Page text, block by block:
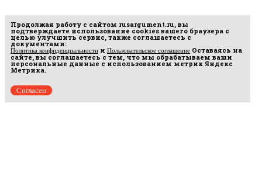
Продолжая работу с сайтом rusargument.ru, вы
подтверждаете использование cookies вашего браузера с
целью улучшить сервис, также соглашаетесь с
документами:
Политика конфиденциальности и Пользовательское соглашение Оставаясь на
сайте, вы соглашаетесь с тем, что мы обрабатываем ваши
персональные данные с использованием метрик Яндекс
Метрика.
Согласен